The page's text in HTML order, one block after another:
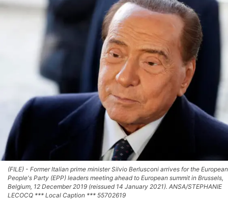
(FILE) - Former Italian prime minister Silvio Berlusconi arrives for the European
People's Party (EPP) leaders meeting ahead to European summit in Brussels,
Belgium, 12 December 2019 (reissued 14 January 2021). ANSA/STEPHANIE
LECOCQ *** Local Caption *** 55702619